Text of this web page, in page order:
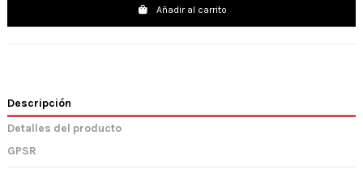
Añadir al carrito
Descripción
Detalles del producto
GPSR